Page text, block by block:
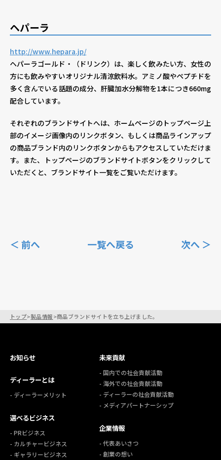
ヘパーラ
http://www.hepara.jp/
ヘパーラゴールド・（ドリンク）は、楽しく飲みたい方、女性の
方にも飲みやすいオリジナル清涼飲料水。アミノ酸やペプチドを
多く含んでいる話題の成分、肝臓加水分解物を1本につき660mg
配合しています。
それぞれのブランドサイトへは、ホームページのトップページ上
部のイメージ画像内のリンクボタン、もしくは商品ラインアップ
の商品ブランド内のリンクボタンからもアクセスしていただけま
す。また、トップページのブランドサイトボタンをクリックして
いただくと、ブランドサイト一覧をご覧いただけます。
＜ 前へ 一覧へ戻る 次へ ＞
トップ>製品情報>商品ブランドサイトを立ち上げました。
お知らせ
ディーラーとは
- ディーラーメリット
選べるビジネス
- PRビジネス
- カルチャービジネス
- ギャラリービジネス
未来貢献
- 国内での社会貢献活動
- 海外での社会貢献活動
- ディーラーの社会貢献活動
- メディアパートナーシップ
企業情報
- 代表あいさつ
- 創業の想い